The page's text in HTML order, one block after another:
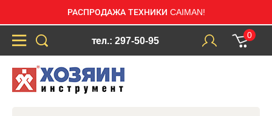
РАСПРОДАЖА ТЕХНИКИ CAIMAN!
тел.: 297-50-95
0